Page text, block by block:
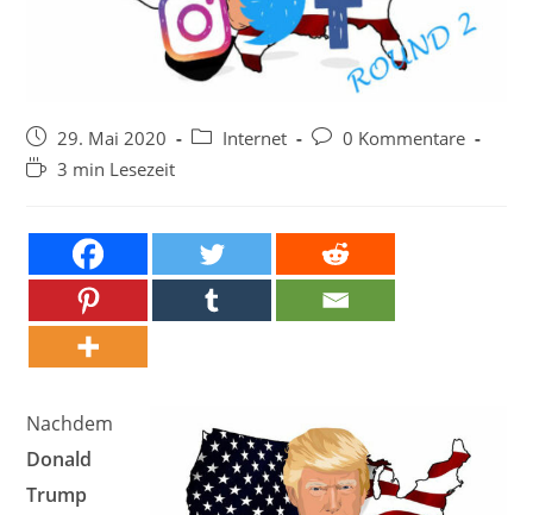
Beitrag
veröffentlicht:
29. Mai 2020
Beitrags-
Internet
Beitrags-
0 Kommentare
Lesedauer:
3 min Lesezeit
Nachdem
Donald
Trump